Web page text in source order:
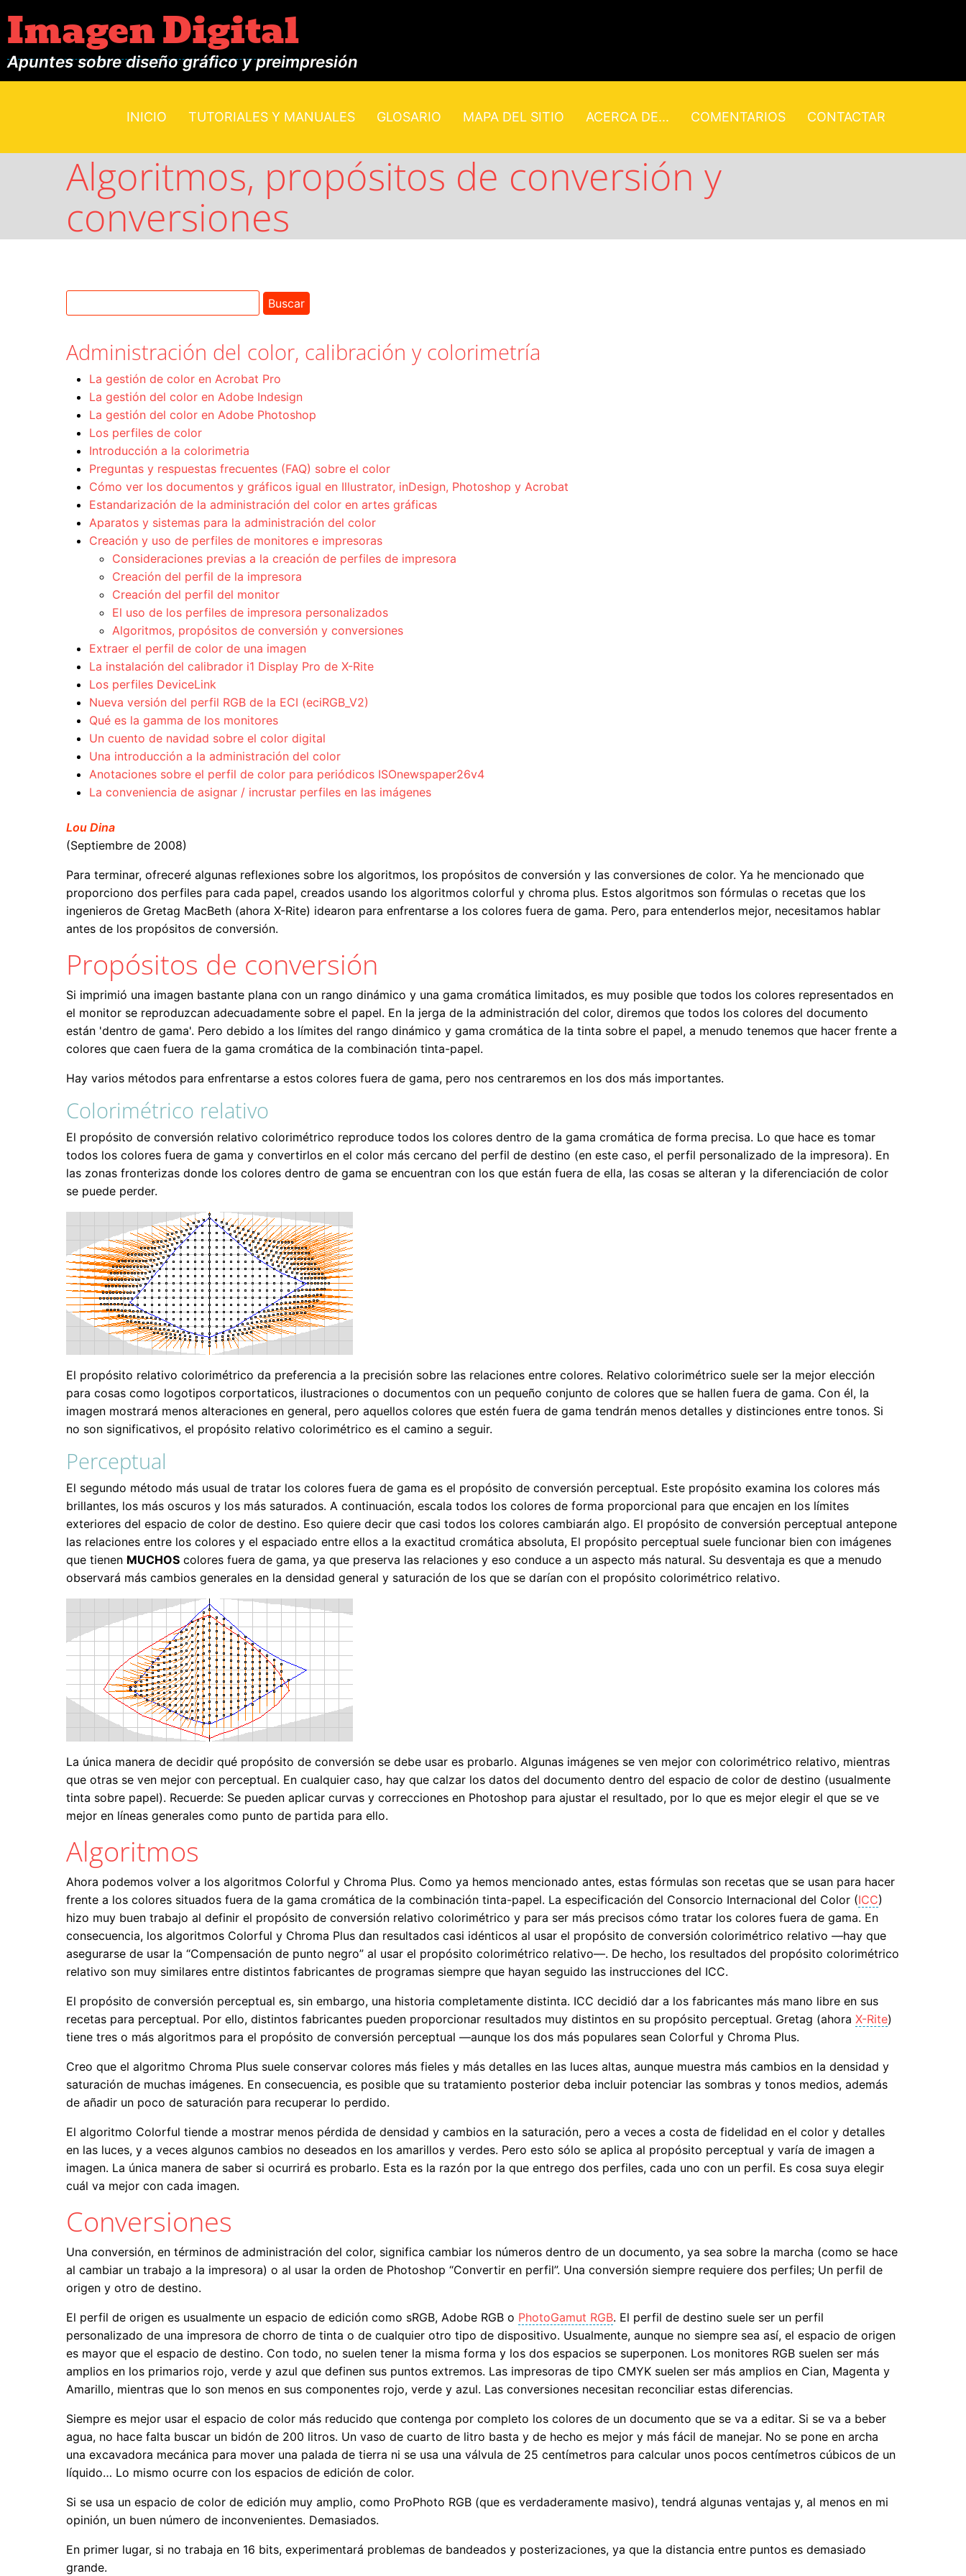
Imagen Digital
Apuntes sobre diseño gráfico y preimpresión
INICIO TUTORIALES Y MANUALES GLOSARIO MAPA DEL SITIO ACERCA DE... COMENTARIOS CONTACTAR
Algoritmos, propósitos de conversión y
conversiones
Administración del color, calibración y colorimetría
La gestión de color en Acrobat Pro
La gestión del color en Adobe Indesign
La gestión del color en Adobe Photoshop
Los perfiles de color
Introducción a la colorimetria
Preguntas y respuestas frecuentes (FAQ) sobre el color
Cómo ver los documentos y gráficos igual en Illustrator, inDesign, Photoshop y Acrobat
Estandarización de la administración del color en artes gráficas
Aparatos y sistemas para la administración del color
Creación y uso de perfiles de monitores e impresoras
Consideraciones previas a la creación de perfiles de impresora
Creación del perfil de la impresora
Creación del perfil del monitor
El uso de los perfiles de impresora personalizados
Algoritmos, propósitos de conversión y conversiones
Extraer el perfil de color de una imagen
La instalación del calibrador i1 Display Pro de X-Rite
Los perfiles DeviceLink
Nueva versión del perfil RGB de la ECI (eciRGB_V2)
Qué es la gamma de los monitores
Un cuento de navidad sobre el color digital
Una introducción a la administración del color
Anotaciones sobre el perfil de color para periódicos ISOnewspaper26v4
La conveniencia de asignar / incrustar perfiles en las imágenes
Lou Dina
(Septiembre de 2008)
Para terminar, ofreceré algunas reflexiones sobre los algoritmos, los propósitos de conversión y las conversiones de color. Ya he mencionado que
proporciono dos perfiles para cada papel, creados usando los algoritmos colorful y chroma plus. Estos algoritmos son fórmulas o recetas que los
ingenieros de Gretag MacBeth (ahora X-Rite) idearon para enfrentarse a los colores fuera de gama. Pero, para entenderlos mejor, necesitamos hablar
antes de los propósitos de conversión.
Propósitos de conversión
Si imprimió una imagen bastante plana con un rango dinámico y una gama cromática limitados, es muy posible que todos los colores representados en
el monitor se reproduzcan adecuadamente sobre el papel. En la jerga de la administración del color, diremos que todos los colores del documento
están 'dentro de gama'. Pero debido a los límites del rango dinámico y gama cromática de la tinta sobre el papel, a menudo tenemos que hacer frente a
colores que caen fuera de la gama cromática de la combinación tinta-papel.
Hay varios métodos para enfrentarse a estos colores fuera de gama, pero nos centraremos en los dos más importantes.
Colorimétrico relativo
El propósito de conversión relativo colorimétrico reproduce todos los colores dentro de la gama cromática de forma precisa. Lo que hace es tomar
todos los colores fuera de gama y convertirlos en el color más cercano del perfil de destino (en este caso, el perfil personalizado de la impresora). En
las zonas fronterizas donde los colores dentro de gama se encuentran con los que están fuera de ella, las cosas se alteran y la diferenciación de color
se puede perder.
El propósito relativo colorimétrico da preferencia a la precisión sobre las relaciones entre colores. Relativo colorimétrico suele ser la mejor elección
para cosas como logotipos corportaticos, ilustraciones o documentos con un pequeño conjunto de colores que se hallen fuera de gama. Con él, la
imagen mostrará menos alteraciones en general, pero aquellos colores que estén fuera de gama tendrán menos detalles y distinciones entre tonos. Si
no son significativos, el propósito relativo colorimétrico es el camino a seguir.
Perceptual
El segundo método más usual de tratar los colores fuera de gama es el propósito de conversión perceptual. Este propósito examina los colores más
brillantes, los más oscuros y los más saturados. A continuación, escala todos los colores de forma proporcional para que encajen en los límites
exteriores del espacio de color de destino. Eso quiere decir que casi todos los colores cambiarán algo. El propósito de conversión perceptual antepone
las relaciones entre los colores y el espaciado entre ellos a la exactitud cromática absoluta, El propósito perceptual suele funcionar bien con imágenes
que tienen MUCHOS colores fuera de gama, ya que preserva las relaciones y eso conduce a un aspecto más natural. Su desventaja es que a menudo
observará más cambios generales en la densidad general y saturación de los que se darían con el propósito colorimétrico relativo.
La única manera de decidir qué propósito de conversión se debe usar es probarlo. Algunas imágenes se ven mejor con colorimétrico relativo, mientras
que otras se ven mejor con perceptual. En cualquier caso, hay que calzar los datos del documento dentro del espacio de color de destino (usualmente
tinta sobre papel). Recuerde: Se pueden aplicar curvas y correcciones en Photoshop para ajustar el resultado, por lo que es mejor elegir el que se ve
mejor en líneas generales como punto de partida para ello.
Algoritmos
Ahora podemos volver a los algoritmos Colorful y Chroma Plus. Como ya hemos mencionado antes, estas fórmulas son recetas que se usan para hacer
frente a los colores situados fuera de la gama cromática de la combinación tinta-papel. La especificación del Consorcio Internacional del Color (ICC)
hizo muy buen trabajo al definir el propósito de conversión relativo colorimétrico y para ser más precisos cómo tratar los colores fuera de gama. En
consecuencia, los algoritmos Colorful y Chroma Plus dan resultados casi idénticos al usar el propósito de conversión colorimétrico relativo —hay que
asegurarse de usar la “Compensación de punto negro” al usar el propósito colorimétrico relativo—. De hecho, los resultados del propósito colorimétrico
relativo son muy similares entre distintos fabricantes de programas siempre que hayan seguido las instrucciones del ICC.
El propósito de conversión perceptual es, sin embargo, una historia completamente distinta. ICC decidió dar a los fabricantes más mano libre en sus
recetas para perceptual. Por ello, distintos fabricantes pueden proporcionar resultados muy distintos en su propósito perceptual. Gretag (ahora X-Rite)
tiene tres o más algoritmos para el propósito de conversión perceptual —aunque los dos más populares sean Colorful y Chroma Plus.
Creo que el algoritmo Chroma Plus suele conservar colores más fieles y más detalles en las luces altas, aunque muestra más cambios en la densidad y
saturación de muchas imágenes. En consecuencia, es posible que su tratamiento posterior deba incluir potenciar las sombras y tonos medios, además
de añadir un poco de saturación para recuperar lo perdido.
El algoritmo Colorful tiende a mostrar menos pérdida de densidad y cambios en la saturación, pero a veces a costa de fidelidad en el color y detalles
en las luces, y a veces algunos cambios no deseados en los amarillos y verdes. Pero esto sólo se aplica al propósito perceptual y varía de imagen a
imagen. La única manera de saber si ocurrirá es probarlo. Esta es la razón por la que entrego dos perfiles, cada uno con un perfil. Es cosa suya elegir
cuál va mejor con cada imagen.
Conversiones
Una conversión, en términos de administración del color, significa cambiar los números dentro de un documento, ya sea sobre la marcha (como se hace
al cambiar un trabajo a la impresora) o al usar la orden de Photoshop “Convertir en perfil”. Una conversión siempre requiere dos perfiles; Un perfil de
origen y otro de destino.
El perfil de origen es usualmente un espacio de edición como sRGB, Adobe RGB o PhotoGamut RGB. El perfil de destino suele ser un perfil
personalizado de una impresora de chorro de tinta o de cualquier otro tipo de dispositivo. Usualmente, aunque no siempre sea así, el espacio de origen
es mayor que el espacio de destino. Con todo, no suelen tener la misma forma y los dos espacios se superponen. Los monitores RGB suelen ser más
amplios en los primarios rojo, verde y azul que definen sus puntos extremos. Las impresoras de tipo CMYK suelen ser más amplios en Cian, Magenta y
Amarillo, mientras que lo son menos en sus componentes rojo, verde y azul. Las conversiones necesitan reconciliar estas diferencias.
Siempre es mejor usar el espacio de color más reducido que contenga por completo los colores de un documento que se va a editar. Si se va a beber
agua, no hace falta buscar un bidón de 200 litros. Un vaso de cuarto de litro basta y de hecho es mejor y más fácil de manejar. No se pone en archa
una excavadora mecánica para mover una palada de tierra ni se usa una válvula de 25 centímetros para calcular unos pocos centímetros cúbicos de un
líquido… Lo mismo ocurre con los espacios de edición de color.
Si se usa un espacio de color de edición muy amplio, como ProPhoto RGB (que es verdaderamente masivo), tendrá algunas ventajas y, al menos en mi
opinión, un buen número de inconvenientes. Demasiados.
En primer lugar, si no trabaja en 16 bits, experimentará problemas de bandeados y posterizaciones, ya que la distancia entre puntos es demasiado
grande.